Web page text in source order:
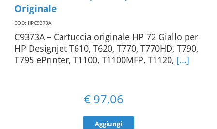
Originale
COD: HPC9373A.
C9373A – Cartuccia originale HP 72 Giallo per
HP Designjet T610, T620, T770, T770HD, T790,
T795 ePrinter, T1100, T1100MFP, T1120, [...]
€ 97,06
Aggiungi